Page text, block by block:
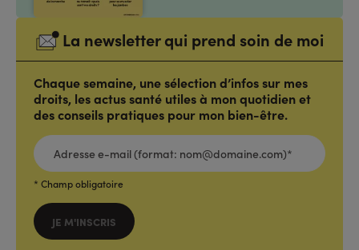
La newsletter qui prend soin de moi
Chaque semaine, une sélection d’infos sur mes
droits, les actus santé utiles à mon quotidien et
des conseils pratiques pour mon bien-être.
ADRESSE
E-
MAIL
(FORMAT:
NOM@DOMAINE.COM)*
* Champ obligatoire
JE M'INSCRIS